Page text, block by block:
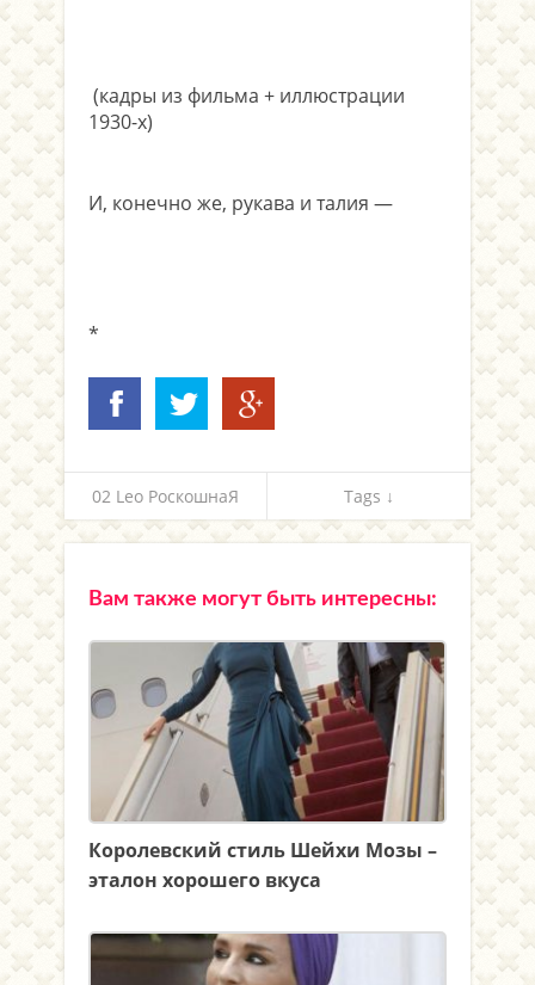
(кадры из фильма + иллюстрации
1930-х)
И, конечно же, рукава и талия —
*
02 Leo РоскошнаЯ Tags ↓
Вам также могут быть интересны:
Королевский стиль Шейхи Мозы –
эталон хорошего вкуса